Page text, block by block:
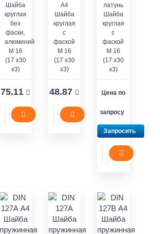
Шайба
круглая
без
фаски,
алюминий
М 16
(17 x30
x3)
75.11
А4
Шайба
круглая
с
фаской
М 16
(17 x30
x3)
48.87
латунь
Шайба
круглая
с
фаской
М 16
(17 x30
x3)
Цена по
запросу
Запросить